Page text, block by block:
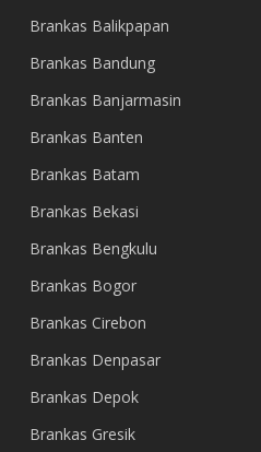
Brankas Balikpapan
Brankas Bandung
Brankas Banjarmasin
Brankas Banten
Brankas Batam
Brankas Bekasi
Brankas Bengkulu
Brankas Bogor
Brankas Cirebon
Brankas Denpasar
Brankas Depok
Brankas Gresik